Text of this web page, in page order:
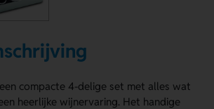
compacte 4-delige set met alles wat
heerlijke wijnervaring. Het handige